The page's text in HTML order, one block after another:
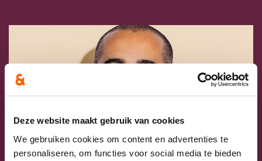
Deze website maakt gebruik van cookies
We gebruiken cookies om content en advertenties te
personaliseren, om functies voor social media te bieden
Previous